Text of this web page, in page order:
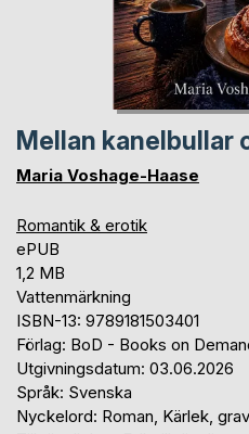
Mellan kanelbullar
Maria Voshage-Haase
Romantik & erotik
ePUB
1,2 MB
Vattenmärkning
ISBN-13: 9789181503401
Förlag: BoD - Books on
Utgivningsdatum: 03.06.2026
Språk: Svenska
Nyckelord: Roman, Kärlek,